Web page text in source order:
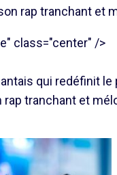
rap tranchant et
class="center" />
qui redéfinit le
rap tranchant et